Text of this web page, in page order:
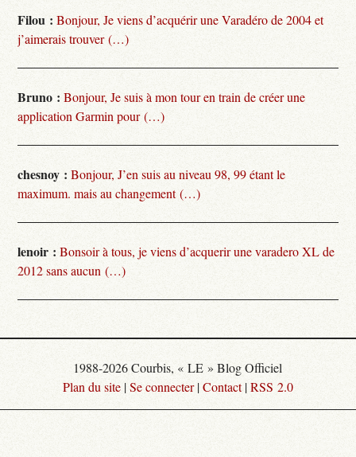
Filou : Bonjour, Je viens d’acquérir une Varadéro de 2004 et
j’aimerais trouver (…)
Bruno : Bonjour, Je suis à mon tour en train de créer une
application Garmin pour (…)
chesnoy : Bonjour, J’en suis au niveau 98, 99 étant le
maximum. mais au changement (…)
lenoir : Bonsoir à tous, je viens d’acquerir une varadero XL de
2012 sans aucun (…)
1988-2026 Courbis, « LE » Blog Officiel
Plan du site |Se connecter|Contact|RSS 2.0